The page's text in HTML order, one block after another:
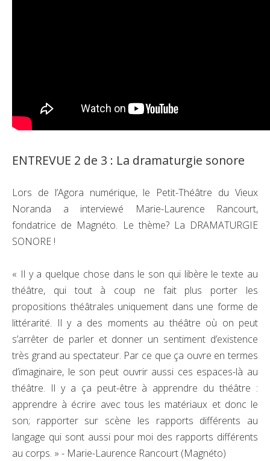
ENTREVUE 2 de 3 : La dramaturgie sonore
Lors de l’Agora numérique, le Petit-Théâtre du Vieux
Noranda a interviewé Marie-Laurence Rancourt,
fondatrice de Magnéto. Le thème? La DRAMATURGIE
SONORE !
« Il y a quelque chose dans le son qui libère le texte au
théâtre, qui tout à coup ne fait plus porter les
propositions théâtrales uniquement dans une forme de
littérarité. Il y a des moments au théâtre où on peut
s’arrêter de parler et donner un sentiment d’existence
très grand au spectateur. Par ce que ça ouvre en termes
d’imaginaire, le son peut ouvrir aussi ces espaces-là au
théâtre. Il y a ça peut-être à apprendre du théâtre :
apprendre à écrire avec tous les matériaux et donc le
son; rapporter sur scène les rapports différents au
langage qui sont aussi pour moi des rapports différents
au corps. » - Marie-Laurence Rancourt (Magnéto)